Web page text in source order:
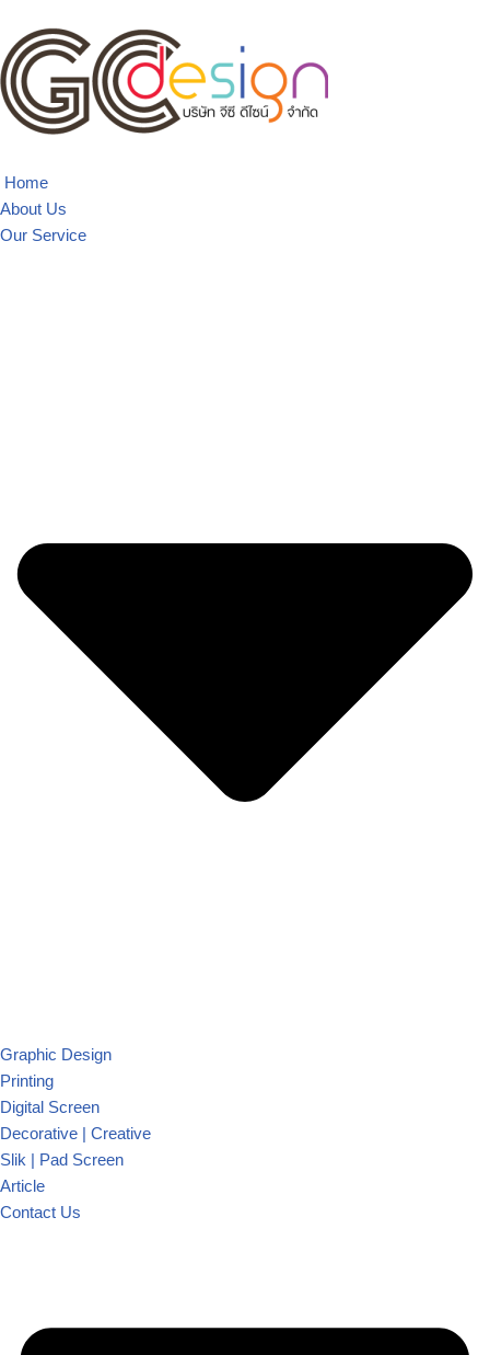
Skip
to
content
Home
About Us
Our Service
Graphic Design
Printing
Digital Screen
Decorative | Creative
Slik | Pad Screen
Article
Contact Us